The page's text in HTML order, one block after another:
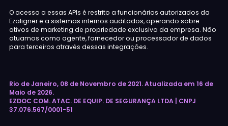
O acesso a essas APIs é restrito a funcionários autorizados da
Ezaligner e a sistemas internos auditados, operando sobre
ativos de marketing de propriedade exclusiva da empresa. Não
atuamos como agente, fornecedor ou processador de dados
para terceiros através dessas integrações.
Rio de Janeiro, 08 de Novembro de 2021. Atualizada em 16 de
Maio de 2026.
EZDOC COM. ATAC. DE EQUIP. DE SEGURANÇA LTDA | CNPJ
37.076.567/0001-51